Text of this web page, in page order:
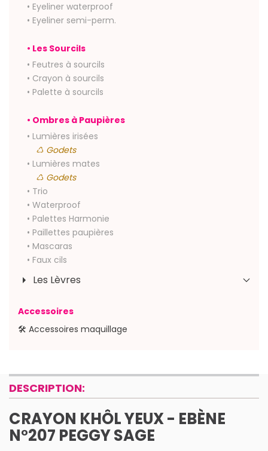
• Eyeliner waterproof
• Eyeliner semi-perm.
• Les Sourcils
• Feutres à sourcils
• Crayon à sourcils
• Palette à sourcils
• Ombres à Paupières
• Lumières irisées
♺ Godets
• Lumières mates
♺ Godets
• Trio
• Waterproof
• Palettes Harmonie
• Paillettes paupières
• Mascaras
• Faux cils
Les Lèvres
Accessoires
🛠 Accessoires maquillage
DESCRIPTION:
CRAYON KHÔL YEUX - EBÈNE
N°207 PEGGY SAGE